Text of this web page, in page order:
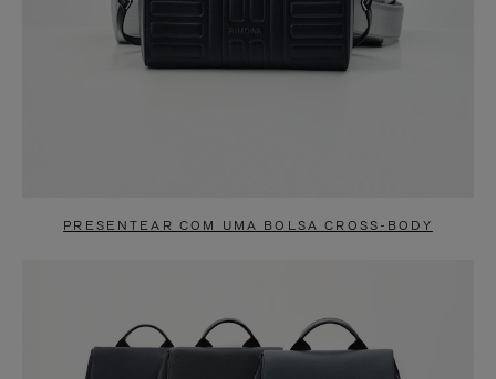
PRESENTEAR COM UMA BOLSA CROSS-BODY